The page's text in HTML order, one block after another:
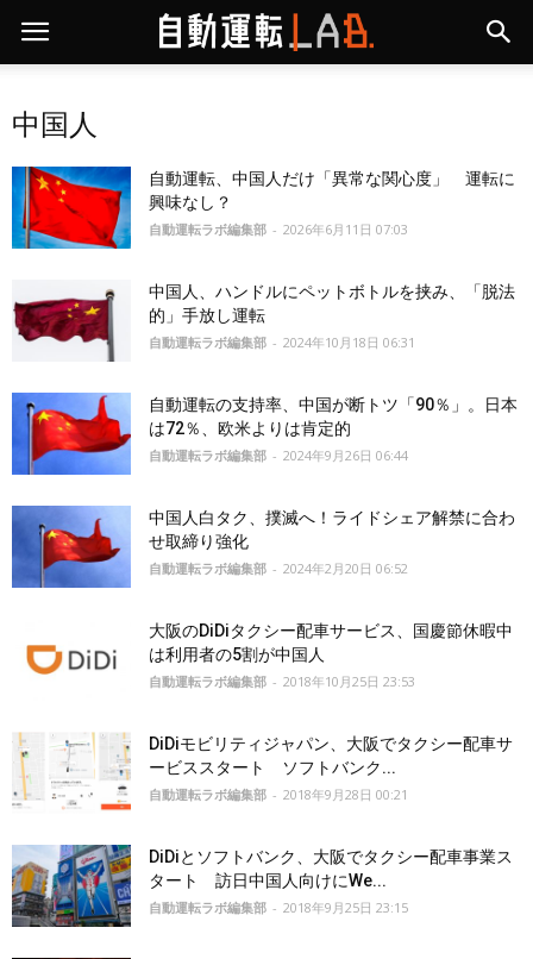
中国人
自動運転、中国人だけ「異常な関心度」 運転に
興味なし？
自動運転ラボ編集部 - 2026年6月11日 07:03
中国人、ハンドルにペットボトルを挟み、「脱法
的」手放し運転
自動運転ラボ編集部 - 2024年10月18日 06:31
自動運転の支持率、中国が断トツ「90％」。日本
は72％、欧米よりは肯定的
自動運転ラボ編集部 - 2024年9月26日 06:44
中国人白タク、撲滅へ！ライドシェア解禁に合わ
せ取締り強化
自動運転ラボ編集部 - 2024年2月20日 06:52
大阪のDiDiタクシー配車サービス、国慶節休暇中
は利用者の5割が中国人
自動運転ラボ編集部 - 2018年10月25日 23:53
DiDiモビリティジャパン、大阪でタクシー配車サ
ービススタート ソフトバンク...
自動運転ラボ編集部 - 2018年9月28日 00:21
DiDiとソフトバンク、大阪でタクシー配車事業ス
タート 訪日中国人向けにWe...
自動運転ラボ編集部 - 2018年9月25日 23:15